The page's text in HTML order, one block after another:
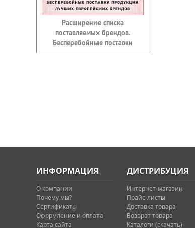
Расширение списка
поставляемых брендов.
Бесперебойные поставки
ИНФОРМАЦИЯ
О компании
Почему мы?
Сертификаты
Оформление и оплата
Карта сайта
ДИСТРИБУЦИЯ
Интернет-магазин
Прайс-листы
Доставка товара
Возврат товара
Каталоги (скачать)